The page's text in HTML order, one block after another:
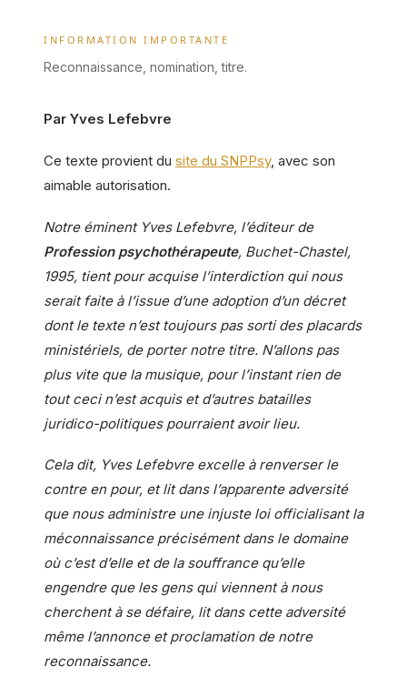
INFORMATION IMPORTANTE
Reconnaissance, nomination, titre.
Par Yves Lefebvre
Ce texte provient du site du SNPPsy, avec son
aimable autorisation.
Notre éminent Yves Lefebvre, l’éditeur de
Profession psychothérapeute, Buchet-Chastel,
1995, tient pour acquise l’interdiction qui nous
serait faite à l’issue d’une adoption d’un décret
dont le texte n’est toujours pas sorti des placards
ministériels, de porter notre titre. N’allons pas
plus vite que la musique, pour l’instant rien de
tout ceci n’est acquis et d’autres batailles
juridico-politiques pourraient avoir lieu.
Cela dit, Yves Lefebvre excelle à renverser le
contre en pour, et lit dans l’apparente adversité
que nous administre une injuste loi officialisant la
méconnaissance précisément dans le domaine
où c’est d’elle et de la souffrance qu’elle
engendre que les gens qui viennent à nous
cherchent à se défaire, lit dans cette adversité
même l’annonce et proclamation de notre
reconnaissance.